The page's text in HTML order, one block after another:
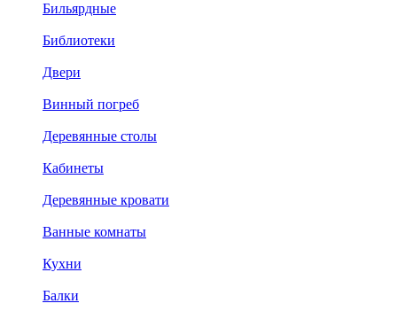
Бильярдные
Библиотеки
Двери
Винный погреб
Деревянные столы
Кабинеты
Деревянные кровати
Ванные комнаты
Кухни
Балки